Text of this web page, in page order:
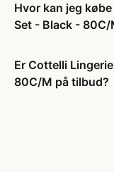
Hvor kan jeg
Set - Black - 80C/
Er Cottelli
80C/M på tilbud?